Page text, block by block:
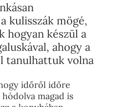
kulisszák mögé,
hogyan készül a
ahogy a
tanulhattuk volna
időről időre
magad is